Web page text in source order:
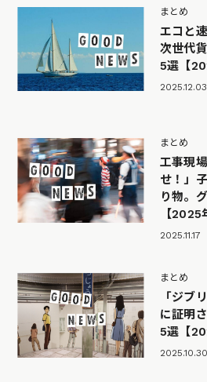
まとめ
エコと
次世代
5選【
2025.12.03
まとめ
工事現
せ！」
り物。
【2025
2025.11.17
まとめ
「ジブ
に証明
5選【
2025.10.30